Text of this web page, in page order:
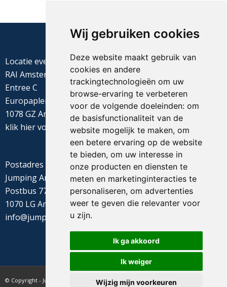
Wij gebruiken cookies
Deze website maakt gebruik van
cookies en andere
trackingtechnologieën om uw
browse-ervaring te verbeteren
voor de volgende doeleinden: om
de basisfunctionaliteit van de
website mogelijk te maken, om
een betere ervaring op de website
te bieden, om uw interesse in
onze producten en diensten te
meten en marketinginteracties te
personaliseren, om advertenties
weer te geven die relevanter voor
u zijn.
Ik ga akkoord
Ik weiger
Wijzig mijn voorkeuren
Locatie evenement
RAI Amsterdam
Entree C
Europaplein 22
1078 GZ Amsterdam
klik hiervoor de routebeschrijving
Postadres
Jumping Amsterdam
Postbus 77655
1070 LG Amsterdam
info@jumpingamsterdam.nl
© Copyright - Jumping Amsterdam - website realisatie CyberNed